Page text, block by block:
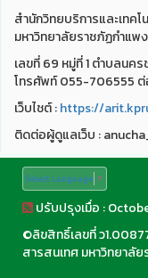
สำนักวิทยบริการและเทค
มหาวิทยาลัยราชภัฏกำแพ
เลขที่ 69 หมู่ที่ 1 ตำบลนค
โทรศัพท์ 055-706555 ต่
เว็บไชต์ :https://
ติดต่อผู้ดูแลเว็บ :
Select Language ▼
ปรับปรุงเมื่อ :
©ลิขสิทธิ์เลขที่ ว
สารสนเทศ มหาวิทยาลั